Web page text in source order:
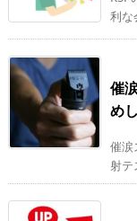
利な
催
め
催涙
射テ